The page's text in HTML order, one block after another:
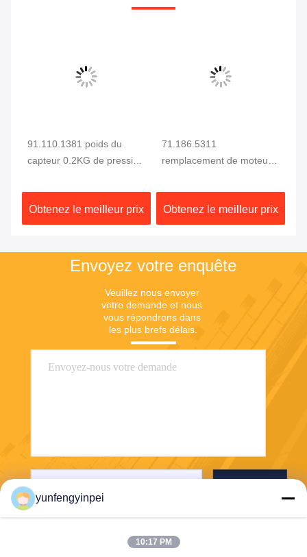
91.110.1381 poids du
capteur 0.2KG de pression
d'Heidelberg
Obtenez le meilleur prix
71.186.5311
remplacement de moteur
offset d'Heidelberg
Obtenez le meilleur prix
Envoyez votre enquête
Veuillez nous envoyer
votre demande et nous
vous répondrons dans
les plus brefs délais.
yunfengyinpei
10:17 PM